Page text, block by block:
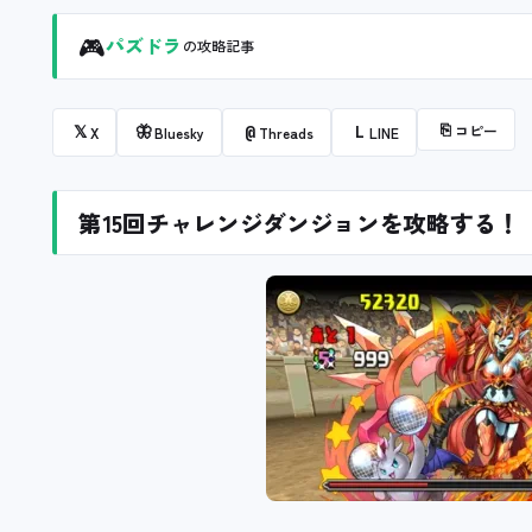
🎮パズドラ の攻略記事
𝕏X 🦋Bluesky @ Threads L LINE ⎘ コピー
第15回チャレンジダンジョンを攻略する！